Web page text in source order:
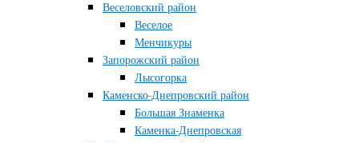
Веселовский район
Веселое
Менчикуры
Запорожский район
Лысогорка
Каменско-Днепровский район
Большая Знаменка
Каменка-Днепровская